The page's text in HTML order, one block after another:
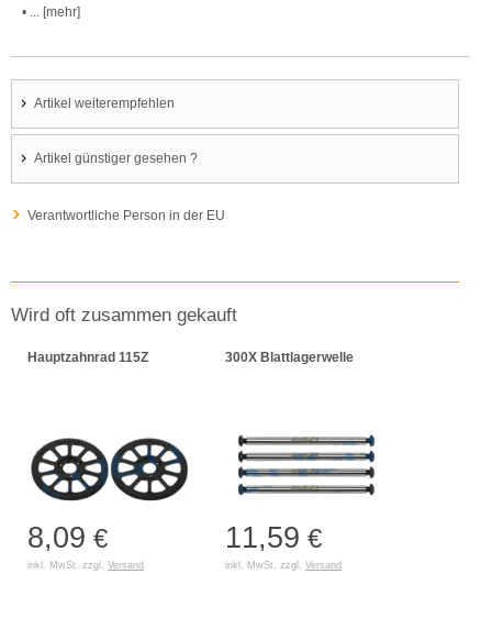
• ... [mehr]
Artikel weiterempfehlen
Artikel günstiger gesehen ?
Verantwortliche Person in der EU
Wird oft zusammen gekauft
Hauptzahnrad 115Z
8,09 €
inkl. MwSt. zzgl. Versand
300X Blattlagerwelle
11,59 €
inkl. MwSt. zzgl. Versand